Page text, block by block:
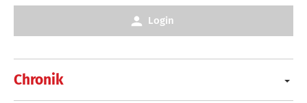
Chronik
Login